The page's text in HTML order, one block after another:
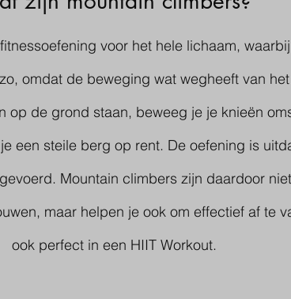
voor het hele lichaam,
omdat de beweging wat wegheeft van
op de grond staan, beweeg je je knieën
een steile berg op rent. De oefening is
Mountain climbers zijn daardoor
maar helpen je ook om effectief af te
ook perfect in een HIIT Workout.